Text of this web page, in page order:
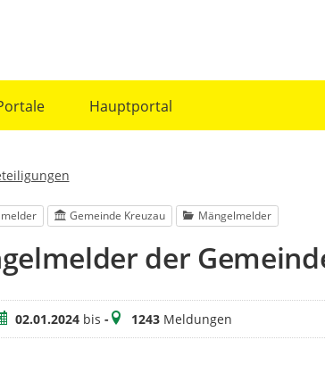
Hauptportal
Gemeinde Kreuzau Mängelmelder
der
02.01.2024bis -Meldungen
1243Meldungen